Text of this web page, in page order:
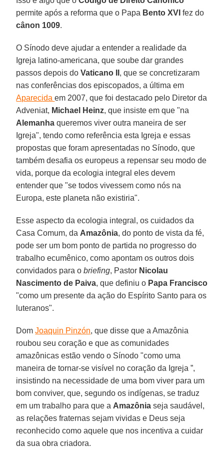
permite após a reforma que o Papa Bento XVI fez do
cânon 1009.
O Sínodo deve ajudar a entender a realidade da
Igreja latino-americana, que soube dar grandes
passos depois doVaticano II , que se concretizaram
nas conferências dos episcopados, a última em
Aparecidaem 2007, que foi destacado pelo Diretor da
Adveniat, Michael Heinz, que insiste em que "na
Alemanha queremos viver outra maneira de ser
Igreja", tendo como referência esta Igreja e essas
propostas que foram apresentadas no Sínodo, que
também desafia os europeus a repensar seu modo de
vida, porque da ecologia integral eles devem
entender que "se todos vivessem como nós na
Europa, este planeta não existiria".
Esse aspecto da ecologia integral, os cuidados da
Casa Comum, da Amazônia, do ponto de vista da fé,
pode ser um bom ponto de partida no progresso do
trabalho ecumênico, como apontam os outros dois
convidados para obriefing, Pastor Nicolau
Nascimento de Paiva, que definiu o Papa Francisco
"como um presente da ação do Espírito Santo para os
luteranos".
DomJoaquin Pinzón, que disse que a Amazônia
roubou seu coração e que as comunidades
amazônicas estão vendo o Sínodo "como uma
maneira de tornar-se visível no coração da Igreja ”,
insistindo na necessidade de uma bom viver para um
bom conviver, que, segundo os indígenas, se traduz
em um trabalho para que a Amazônia seja saudável,
as relações fraternas sejam vividas e Deus seja
reconhecido como aquele que nos incentiva a cuidar
da sua obra criadora.